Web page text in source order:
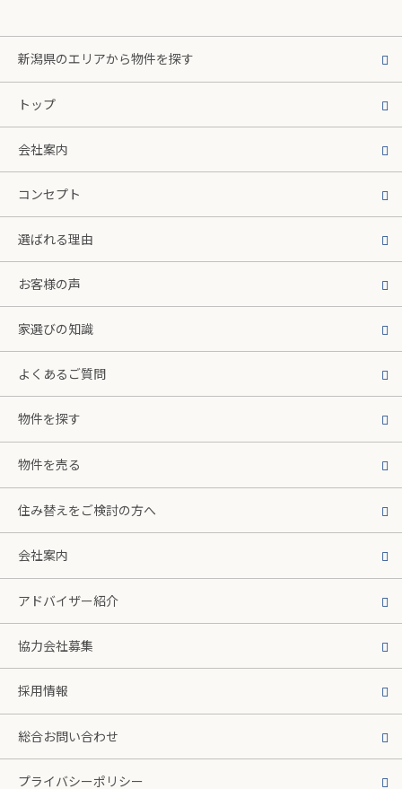
新潟県のエリアから物件を探す
トップ
会社案内
コンセプト
選ばれる理由
お客様の声
家選びの知識
よくあるご質問
物件を探す
物件を売る
住み替えをご検討の方へ
会社案内
アドバイザー紹介
協力会社募集
採用情報
総合お問い合わせ
プライバシーポリシー